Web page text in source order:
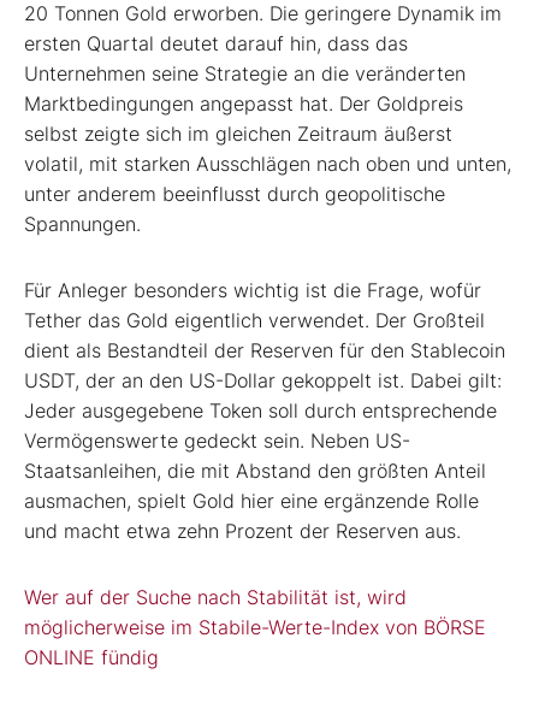
20 Tonnen Gold erworben. Die geringere Dynamik im
ersten Quartal deutet darauf hin, dass das
Unternehmen seine Strategie an die veränderten
Marktbedingungen angepasst hat. Der Goldpreis
selbst zeigte sich im gleichen Zeitraum äußerst
volatil, mit starken Ausschlägen nach oben und unten,
unter anderem beeinflusst durch geopolitische
Spannungen.
Für Anleger besonders wichtig ist die Frage, wofür
Tether das Gold eigentlich verwendet. Der Großteil
dient als Bestandteil der Reserven für den Stablecoin
USDT, der an den US-Dollar gekoppelt ist. Dabei gilt:
Jeder ausgegebene Token soll durch entsprechende
Vermögenswerte gedeckt sein. Neben US-
Staatsanleihen, die mit Abstand den größten Anteil
ausmachen, spielt Gold hier eine ergänzende Rolle
und macht etwa zehn Prozent der Reserven aus.
Wer auf der Suche nach Stabilität ist, wird
möglicherweise im Stabile-Werte-Index von BÖRSE
ONLINE fündig